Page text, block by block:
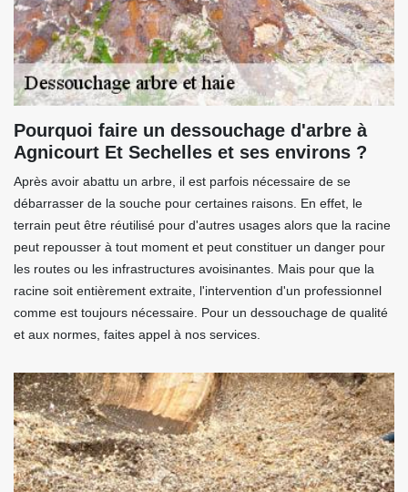
Pourquoi faire un dessouchage d'arbre à
Agnicourt Et Sechelles et ses environs ?
Après avoir abattu un arbre, il est parfois nécessaire de se
débarrasser de la souche pour certaines raisons. En effet, le
terrain peut être réutilisé pour d'autres usages alors que la racine
peut repousser à tout moment et peut constituer un danger pour
les routes ou les infrastructures avoisinantes. Mais pour que la
racine soit entièrement extraite, l'intervention d'un professionnel
comme est toujours nécessaire. Pour un dessouchage de qualité
et aux normes, faites appel à nos services.